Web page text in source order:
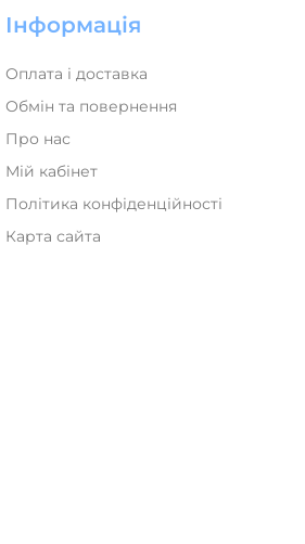
Інформація
Оплата і доставка
Обмін та повернення
Про нас
Мій кабінет
Політика конфіденційності
Карта сайта